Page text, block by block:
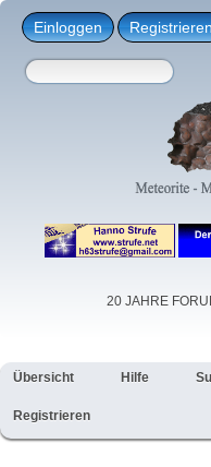
Einloggen
20 JAHRE
Übersicht Hilfe
Registrieren